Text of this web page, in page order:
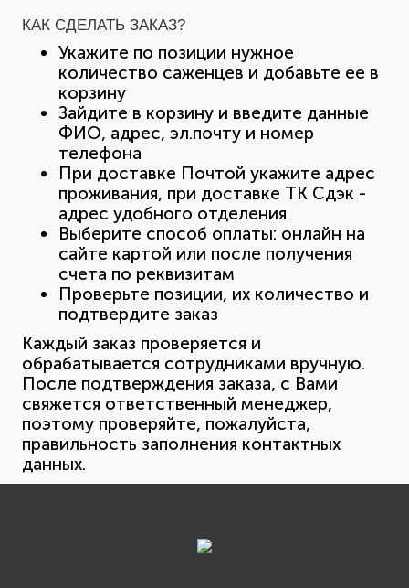
КАК СДЕЛАТЬ ЗАКАЗ?
Укажите по позиции нужное
количество саженцев и добавьте ее в
корзину
Зайдите в корзину и введите данные
ФИО, адрес, эл.почту и номер
телефона
При доставке Почтой укажите адрес
проживания, при доставке ТК Сдэк -
адрес удобного отделения
Выберите способ оплаты: онлайн на
сайте картой или после получения
счета по реквизитам
Проверьте позиции, их количество и
подтвердите заказ
Каждый заказ проверяется и
обрабатывается сотрудниками вручную.
После подтверждения заказа, с Вами
свяжется ответственный менеджер,
поэтому проверяйте, пожалуйста,
правильность заполнения контактных
данных.